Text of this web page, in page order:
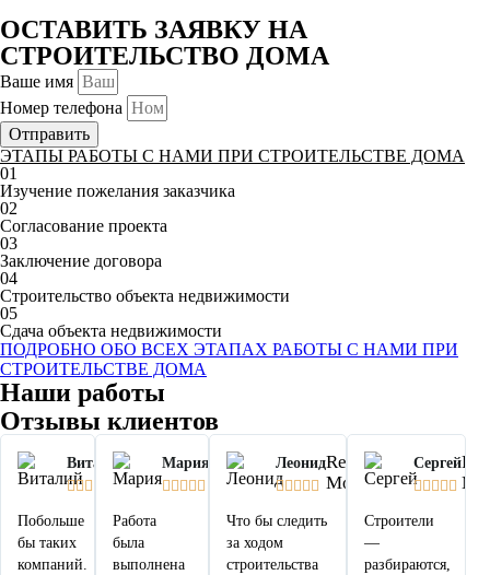
ОСТАВИТЬ ЗАЯВКУ НА
СТРОИТЕЛЬСТВО ДОМА
Ваше имя
Номер телефона
Отправить
ЭТАПЫ РАБОТЫ С НАМИ ПРИ СТРОИТЕЛЬСТВЕ ДОМА
01
Изучение пожелания заказчика
02
Согласование проекта
03
Заключение договора
04
Строительство объекта недвижимости
05
Сдача объекта недвижимости
ПОДРОБНО ОБО ВСЕХ ЭТАПАХ РАБОТЫ С НАМИ ПРИ
СТРОИТЕЛЬСТВЕ ДОМА
Наши работы
Отзывы клиентов
Виталий
 
Read
More
Побольше
бы таких
компаний.
Мария
    
Read
More
Работа
была
выполнена
Леонид
    
Read
More
Что бы следить
за ходом
строительства
Сергей
    
Строители
—
разбираются,